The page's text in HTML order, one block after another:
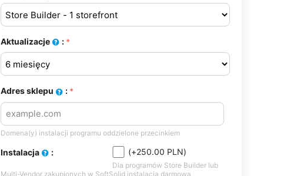
Aktualizacje :
Adres sklepu :
Domena(y) instalacji programu oddzielone przecinkiem
Instalacja : (+250.00 PLN)
Dla programów Store Builder lub
Multi-Vendor zakupionych w SoftSolid instalacja darmowa